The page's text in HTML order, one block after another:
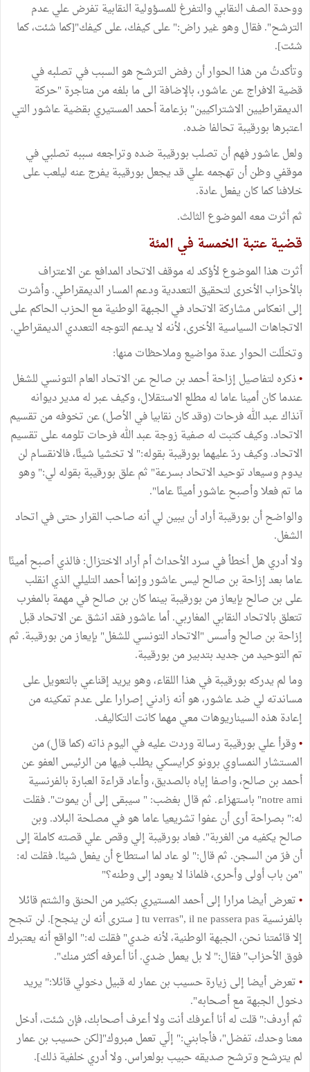
ووحدة الصف النقابي والتفرغ للمسؤولية النقابية تفرض علي عدم
الترشح". فقال وهو غير راض:" على كيفك، على كيفك"[كما شئت، كما
شئت].
وتأكدتُ من هذا الحوار أن رفض الترشح هو السبب في تصلبه في
قضية الافراج عن عاشور، بالإضافة الى ما بلغه من متاجرة "حركة
الديمقراطيين الاشتراكيين" بزعامة أحمد المستيري بقضية عاشور التي
اعتبرها بورقيبة تحالفا ضده.
ولعل عاشور فهم أن تصلب بورقيبة ضده وتراجعه سببه تصلبي في
موقفي وظن أن تهجمه علي قد يجعل بورقيبة يفرج عنه ليلعب على
خلافنا كما كان يفعل عادة.
ثم أثرت معه الموضوع الثالث.
قضية عتبة الخمسة في المئة
أثرت هذا الموضوع لأؤكد له موقف الاتحاد المدافع عن الاعتراف
بالأحزاب الأخرى لتحقيق التعددية ودعم المسار الديمقراطي. وأشرت
إلى انعكاس مشاركة الاتحاد في الجبهة الوطنية مع الحزب الحاكم على
الاتجاهات السياسية الأخرى، لأنه لا يدعم التوجه التعددي الديمقراطي.
وتخلّلت الحوار عدة مواضيع وملاحظات منها:
•ذكره لتفاصيل إزاحة أحمد بن صالح عن الاتحاد العام التونسي للشغل
عندما كان أمينا عاما له مطلع الاستقلال، وكيف عبر له مدير ديوانه
آنذاك عبد الله فرحات (وقد كان نقابيا في الأصل) عن تخوفه من تقسيم
الاتحاد. وكيف كتبت له صفية زوجة عبد الله فرحات تلومه على تقسيم
الاتحاد. وكيف ردّ عليهما بورقيبة بقوله:" لا تخشيا شيئًا، فالانقسام لن
يدوم وسيعاد توحيد الاتحاد بسرعة" ثم علق بورقيبة بقوله لي:" وهو
ما تم فعلا وأصبح عاشور أمينًا عاما".
والواضح أن بورقيبة أراد أن يبين لي أنه صاحب القرار حتى في اتحاد
الشغل.
ولا أدري هل أخطأ في سرد الأحداث أم أراد الاختزال: فالذي أصبح أمينًا
عاما بعد إزاحة بن صالح ليس عاشور وإنما أحمد التليلي الذي انقلب
على بن صالح بإيعاز من بورقيبة بينما كان بن صالح في مهمة بالمغرب
تتعلق بالاتحاد النقابي المغاربي. أما عاشور فقد انشق عن الاتحاد قبل
إزاحة بن صالح وأسس "الاتحاد التونسي للشغل" بإيعاز من بورقيبة. ثم
تم التوحيد من جديد بتدبير من بورقيبة.
وما لم يدركه بورقيبة في هذا اللقاء، وهو يريد إقناعي بالتعويل على
مساندته لي ضد عاشور، هو أنه زادني إصرارا على عدم تمكينه من
إعادة هذه السيناريوهات معي مهما كانت التكاليف.
•وقرأ علي بورقيبة رسالة وردت عليه في اليوم ذاته (كما قال) من
المستشار النمساوي برونو كرايسكي يطلب فيها من الرئيس العفو عن
أحمد بن صالح، واصفا إياه بالصديق، وأعاد قراءة العبارة بالفرنسية
notre ami" باستهزاء. ثم قال بغضب: " سيبقى إلى أن يموت". فقلت
له:" بصراحة أرى أن عفوا تشريعيا عاما هو في مصلحة البلاد. وبن
صالح يكفيه من الغربة". فعاد بورقيبة إلي وقص علي قصته كاملة إلى
أن فرّ من السجن. ثم قال:" لو عاد لما استطاع أن يفعل شيئا. فقلت له:
"من باب أولى وأحرى، فلماذا لا يعود إلى وطنه؟"
•تعرض أيضا مرارا إلى أحمد المستيري بكثير من الحنق والشتم قائلا
بالفرنسية tu verras", il ne passera pas [ سترى أنه لن ينجح]. لن تنجح
إلا قائمتنا نحن، الجبهة الوطنية، لأنه ضدي" فقلت له:" الواقع أنه يعتبرك
فوق الأحزاب" فقال:" لا بل يعمل ضدي. أنا أعرفه أكثر منك".
•تعرض أيضا إلى زيارة حسيب بن عمار له قبيل دخولي قائلا:" يريد
دخول الجبهة مع أصحابه".
ثم أردف:" قلت له أنا أعرفك أنت ولا أعرف أصحابك، فإن شئت، أدخل
معنا وحدك، تفضل"، فأجابني:" إلّي تعمل مبروك"[لكن حسيب بن عمار
لم يترشح وترشح صديقه حبيب بولعراس. ولا أدري خلفية ذلك].